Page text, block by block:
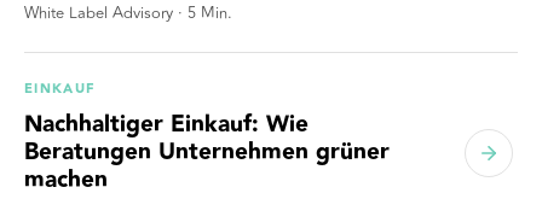
White Label Advisory · 5 Min.
EINKAUF
Nachhaltiger Einkauf: Wie
Beratungen Unternehmen grüner
machen